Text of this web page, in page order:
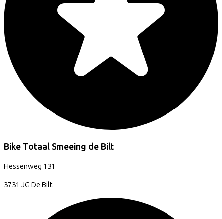
Bike Totaal Smeeing de Bilt
Hessenweg 131
3731 JG De Bilt